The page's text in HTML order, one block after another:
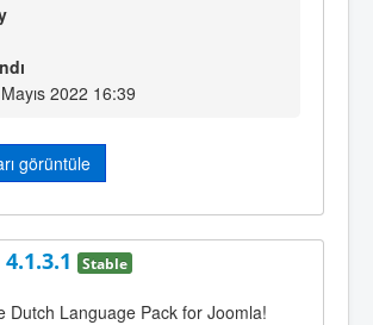
2022 16:39
görüntüle
Stable
Dutch Language Pack for Joomla!